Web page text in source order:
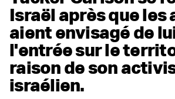
Israël après que
aient envisagé de
l'entrée sur le
raison de son
israélien.